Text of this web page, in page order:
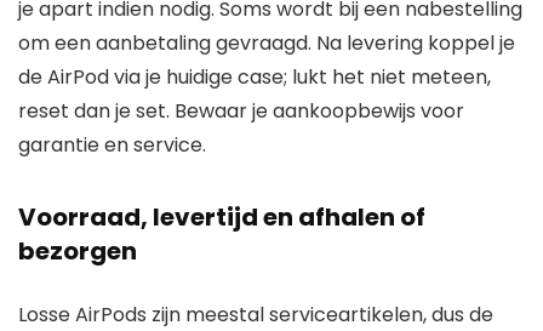
je apart indien nodig. Soms wordt bij een nabestelling
om een aanbetaling gevraagd. Na levering koppel je
de AirPod via je huidige case; lukt het niet meteen,
reset dan je set. Bewaar je aankoopbewijs voor
garantie en service.
Voorraad, levertijd en afhalen of
bezorgen
Losse AirPods zijn meestal serviceartikelen, dus de